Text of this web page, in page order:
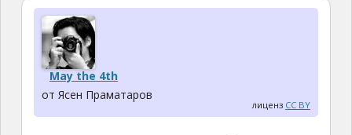
May the 4th
от Ясен Праматаров
лиценз CC BY